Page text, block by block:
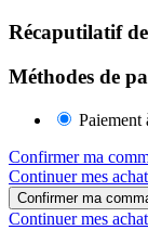
Récaputilatif
Méthodes de
Paiement
Confirmer ma
Continuer mes
Confirmer ma
Continuer mes